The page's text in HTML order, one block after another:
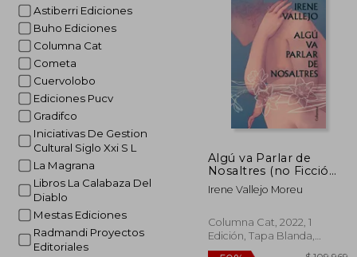
Astiberri Ediciones
Buho Ediciones
Columna Cat
Cometa
Cuervolobo
Ediciones Pucv
Gradifco
Iniciativas De Gestion
Cultural Siglo Xxi S L
La Magrana
Libros La Calabaza Del
Diablo
Mestas Ediciones
Radmandi Proyectos
Editoriales
10%
dcto.
Algú va Parlar de
Nosaltres (no Ficció
Columna) (en Catalán)
Irene Vallejo Moreu
Columna Cat, 2022, 1
Edición, Tapa Blanda,
Nuevo